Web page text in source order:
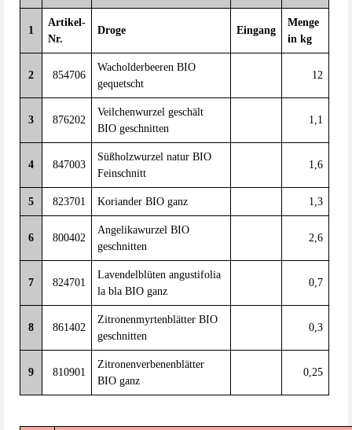
1
Artikel-
Nr.
Droge Eingang
Menge
in kg
2 854706
Wacholderbeeren BIO
gequetscht
12
3 876202
Veilchenwurzel geschält
BIO geschnitten
1,1
4 847003
Süßholzwurzel natur BIO
Feinschnitt
1,6
5 823701 Koriander BIO ganz 1,3
6 800402
Angelikawurzel BIO
geschnitten
2,6
7 824701
Lavendelblüten angustifolia
la bla BIO ganz
0,7
8 861402
Zitronenmyrtenblätter BIO
geschnitten
0,3
9 810901
Zitronenverbenenblätter
BIO ganz
0,25